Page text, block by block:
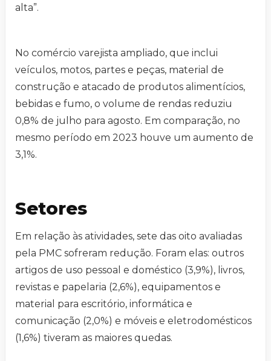
alta”.
No comércio varejista ampliado, que inclui
veículos, motos, partes e peças, material de
construção e atacado de produtos alimentícios,
bebidas e fumo, o volume de rendas reduziu
0,8% de julho para agosto. Em comparação, no
mesmo período em 2023 houve um aumento de
3,1%.
Setores
Em relação às atividades, sete das oito avaliadas
pela PMC sofreram redução. Foram elas: outros
artigos de uso pessoal e doméstico (3,9%), livros,
revistas e papelaria (2,6%), equipamentos e
material para escritório, informática e
comunicação (2,0%) e móveis e eletrodomésticos
(1,6%) tiveram as maiores quedas.